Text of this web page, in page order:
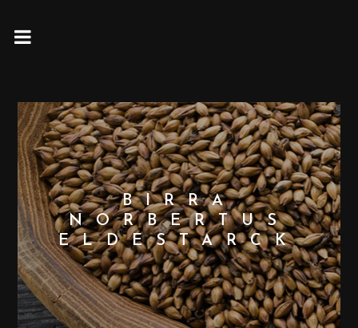
BIRRA
NORBERTUS
ELDESTARCK